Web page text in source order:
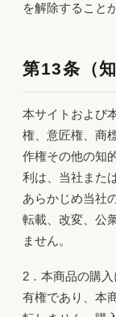
を解除すること
第13条（
本サイトおよび
権、意匠権、商
作権その他の知
利は、当社また
あらかじめ当社
転載、改変、公
ません。
2．本商品の購
有権であり、本